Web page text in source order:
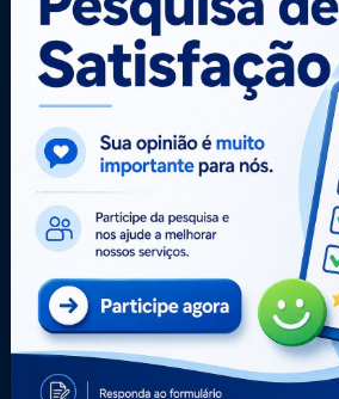
Portal da
Transparência
Central de Dúvidas
Convênios e
Transferências
Dados Abertos
Despesas
Diárias
Organizacional
Inicio
LGPD e Governo
Digital
Carta de
Serviços
Administração
Ouvidoria e
Serviço de
Informação